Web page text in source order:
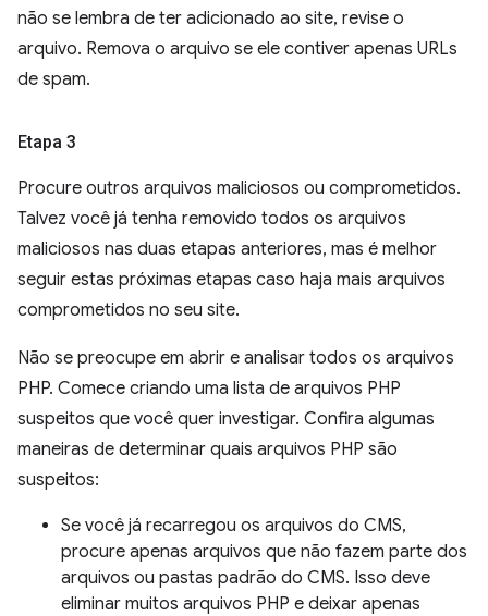
não se lembra de ter adicionado ao site, revise o
arquivo. Remova o arquivo se ele contiver apenas URLs
de spam.
Etapa 3
Procure outros arquivos maliciosos ou comprometidos.
Talvez você já tenha removido todos os arquivos
maliciosos nas duas etapas anteriores, mas é melhor
seguir estas próximas etapas caso haja mais arquivos
comprometidos no seu site.
Não se preocupe em abrir e analisar todos os arquivos
PHP. Comece criando uma lista de arquivos PHP
suspeitos que você quer investigar. Confira algumas
maneiras de determinar quais arquivos PHP são
suspeitos:
Se você já recarregou os arquivos do CMS,
procure apenas arquivos que não fazem parte dos
arquivos ou pastas padrão do CMS. Isso deve
eliminar muitos arquivos PHP e deixar apenas